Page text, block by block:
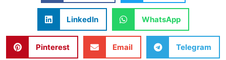
LinkedIn WhatsApp
Pinterest Email Telegram